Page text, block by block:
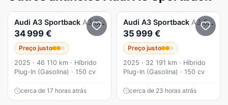
Audi A3 Sportback A3 Sb 40 Tfsie Advanced
34 999 €
Preço justo
2025 · 46 110 km · Híbrido
Plug-In (Gasolina) · 150 cv
cerca de 17 horas atrás
Audi A3 Sportback A3 Sb 40 Tfsie Advanced
35 999 €
Preço justo
2025 · 32 191 km · Híbrido
Plug-In (Gasolina) · 150 cv
cerca de 23 horas atrás